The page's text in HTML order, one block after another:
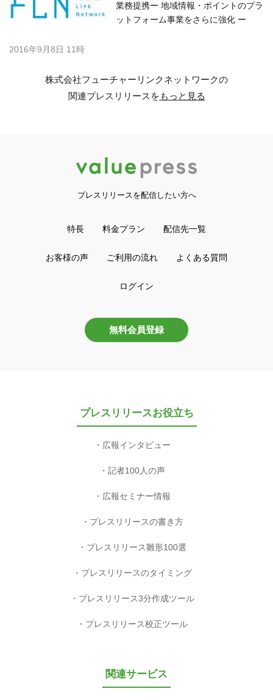
業務提携ー 地域情報・ポイントのプラ
ットフォーム事業をさらに強化 ー
2016年9月8日 11時
株式会社フューチャーリンクネットワークの
関連プレスリリースをもっと見る
プレスリリースを配信したい方へ
特長 料金プラン 配信先一覧
お客様の声 ご利用の流れ よくある質問
ログイン
無料会員登録
プレスリリースお役立ち
広報インタビュー
記者100人の声
広報セミナー情報
プレスリリースの書き方
プレスリリース雛形100選
プレスリリースのタイミング
プレスリリース3分作成ツール
プレスリリース校正ツール
関連サービス